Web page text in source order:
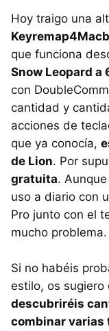
Hoy traigo una
que funciona
Snow Leopard a
con
cantidad y
acciones de
que ya conocía,
de Lion. Por
gratuita.
uso a diario con
Pro junto con el
mucho problema.
Si no habéis
estilo, os sugiero
descubriréis
combinar varias